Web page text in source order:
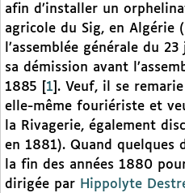
afin d’installer un
agricole du Sig, en Algérie
l’assemblée générale du
sa démission avant
1885
1 . Veuf, il se
elle-même fouriériste et
la Rivagerie, également
en 1881). Quand quelques
la fin des années 1880
dirigée par Hippolyte